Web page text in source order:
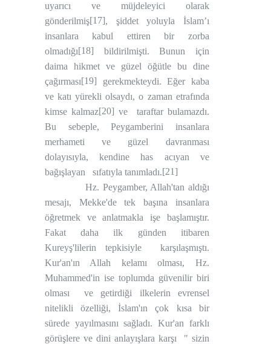
uyarıcı ve müjdeleyici olarak
gönderilmiş[17], şiddet yoluyla İslam’ı
insanlara kabul ettiren bir zorba
olmadığı[18] bildirilmişti. Bunun için
daima hikmet ve güzel öğütle bu dine
çağırması[19] gerekmekteydi. Eğer kaba
ve katı yürekli olsaydı, o zaman etrafında
kimse kalmaz[20] ve
taraftar bulamazdı.
Bu sebeple, Peygamberini insanlara
merhameti ve güzel davranması
dolayısıyla, kendine has acıyan ve
bağışlayan
sıfatıyla tanımladı.[21]
Hz. Peygamber, Allah'tan aldığı
mesajı, Mekke'de tek başına insanlara
öğretmek ve anlatmakla işe başlamıştır.
Fakat daha ilk günden itibaren
Kureyş'lilerin tepkisiyle
karşılaşmıştı.
Kur'an'ın Allah kelamı olması, Hz.
Muhammed'in ise toplumda güvenilir biri
olması
ve getirdiği ilkelerin evrensel
nitelikli özelliği, İslam'ın çok kısa bir
sürede yayılmasını sağladı. Kur'an farklı
görüşlere ve dini anlayışlara karşı
" sizin